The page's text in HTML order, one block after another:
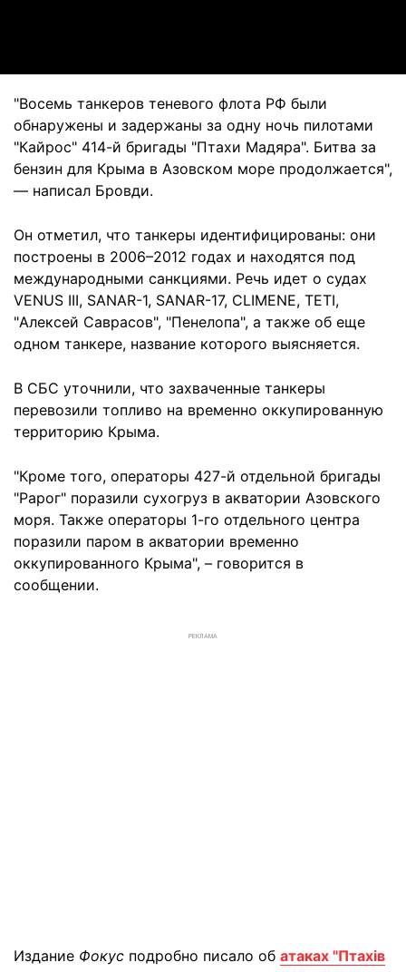
"Восемь танкеров теневого флота РФ были
обнаружены и задержаны за одну ночь пилотами
"Кайрос" 414-й бригады "Птахи Мадяра". Битва за
бензин для Крыма в Азовском море продолжается",
— написал Бровди.
Он отметил, что танкеры идентифицированы: они
построены в 2006–2012 годах и находятся под
международными санкциями. Речь идет о судах
VENUS III, SANAR-1, SANAR-17, CLIMENE, TETI,
"Алексей Саврасов", "Пенелопа", а также об еще
одном танкере, название которого выясняется.
В СБС уточнили, что захваченные танкеры
перевозили топливо на временно оккупированную
территорию Крыма.
"Кроме того, операторы 427-й отдельной бригады
"Рарог" поразили сухогруз в акватории Азовского
моря. Также операторы 1-го отдельного центра
поразили паром в акватории временно
оккупированного Крыма", – говорится в
сообщении.
РЕКЛАМА
Издание Фокус подробно писало об атаках "Птахів